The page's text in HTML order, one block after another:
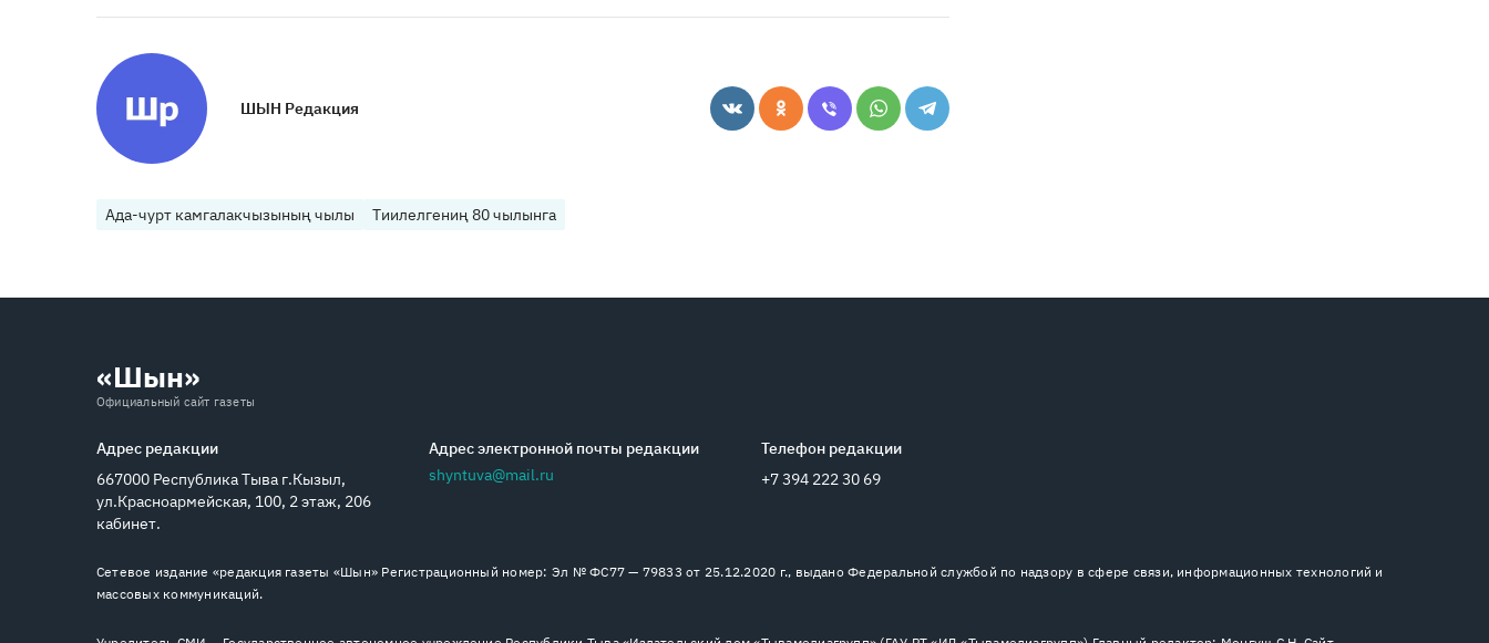
ШЫН Редакция
Ада-чурт камгалакчызының чылы Тиилелгениң 80 чылынга
«Шын»
Официальный сайт газеты
Адрес редакции
667000 Республика Тыва г.Кызыл,
ул.Красноармейская, 100, 2 этаж, 206
кабинет.
Адрес электронной почты редакции
shyntuva@mail.ru
Телефон редакции
+7 394 222 30 69
Сетевое издание «редакция газеты «Шын» Регистрационный номер: Эл № ФС77 — 79833 от 25.12.2020 г., выдано Федеральной службой по надзору в сфере связи, информационных технологий и
массовых коммуникаций.